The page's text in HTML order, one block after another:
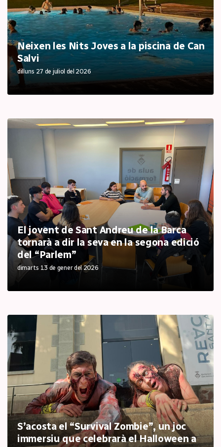
Neixen les Nits Joves a la piscina de Can
Salvi
dilluns 27 de juliol del 2026
El jovent de Sant Andreu de la Barca
tornarà a dir la seva en la segona edició
del “Parlem”
dimarts 13 de gener del 2026
S’acosta el “Survival Zombie”, un joc
immersiu que celebrarà el Halloween a